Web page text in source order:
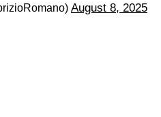
August 8, 2025